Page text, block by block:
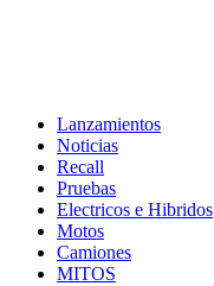
Lanzamientos
Noticias
Recall
Pruebas
Electricos e Hibridos
Motos
Camiones
MITOS